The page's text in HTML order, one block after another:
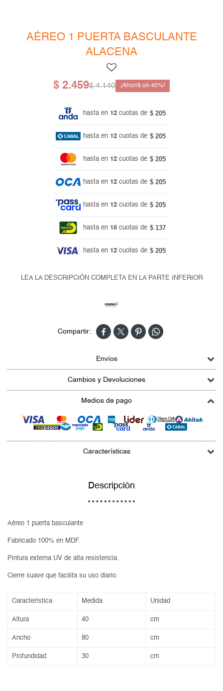
AÉREO 1 PUERTA BASCULANTE
ALACENA
$ 2.459$ 4.140 40
hasta en 12 cuotas de $ 205
hasta en 12 cuotas de $ 205
hasta en 12 cuotas de $ 205
hasta en 12 cuotas de $ 205
hasta en 12 cuotas de $ 205
hasta en 18 cuotas de $ 137
hasta en 12 cuotas de $ 205
LEA LA DESCRIPCIÓN COMPLETA EN LA PARTE INFERIOR
   
Envíos
Cambios y Devoluciones
Medios de pago
Características
Descripción
Aéreo 1 puerta basculante
Fabricado 100% en MDF.
Pintura externa UV de alta resistencia.
Cierre suave que facilita su uso diario.
Característica Medida Unidad
Altura 40 cm
Ancho 80 cm
Profundidad 30 cm
Bibliotecas